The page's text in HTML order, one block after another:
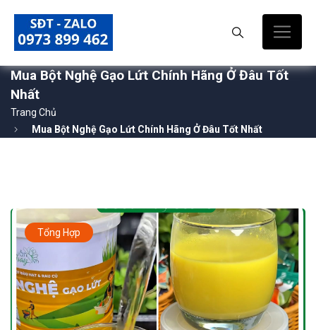
Mua Bột Nghệ Gạo Lứt Chính Hãng Ở Đâu Tốt
Nhất
Trang Chủ
Mua Bột Nghệ Gạo Lứt Chính Hãng Ở Đâu Tốt Nhất
Tổng Hợp